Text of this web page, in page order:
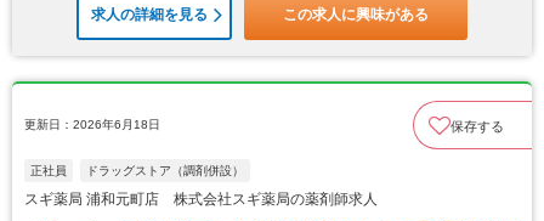
求人の詳細を見る この求人に興味がある
更新日：2026年6月18日 保存する
正社員 ドラッグストア（調剤併設）
スギ薬局 浦和元町店 株式会社スギ薬局の薬剤師求人